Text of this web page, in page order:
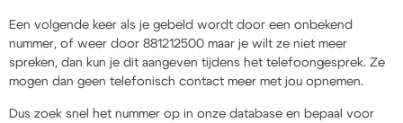
Een volgende keer als je gebeld wordt door een onbekend
nummer, of weer door 881212500 maar je wilt ze niet meer
spreken, dan kun je dit aangeven tijdens het telefoongesprek. Ze
mogen dan geen telefonisch contact meer met jou opnemen.
Dus zoek snel het nummer op in onze database en bepaal voor